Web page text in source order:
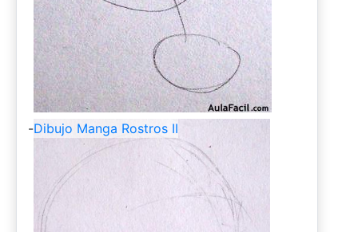
-Dibujo Manga Rostros II